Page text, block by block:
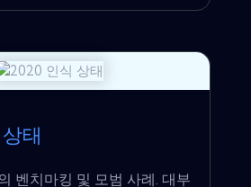
태
벤치마킹 및 모범 사례. 대부